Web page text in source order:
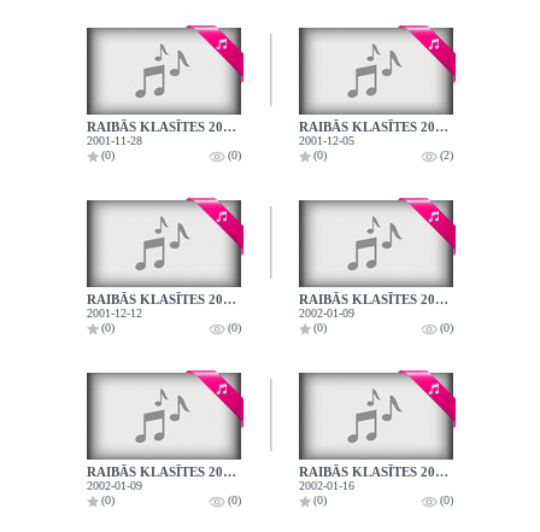
RAIBĀS KLASĪTES 2001.11.28.
2001-11-28
(0)
(0)
RAIBĀS KLASĪTES 2001.12.05.
2001-12-05
(0)
(2)
RAIBĀS KLASĪTES 2001.12.12.
2001-12-12
(0)
(0)
RAIBĀS KLASĪTES 2002.01.09.
2002-01-09
(0)
(0)
RAIBĀS KLASĪTES 2002.01.09.
2002-01-09
(0)
(0)
RAIBĀS KLASĪTES 2002.01.16.
2002-01-16
(0)
(0)